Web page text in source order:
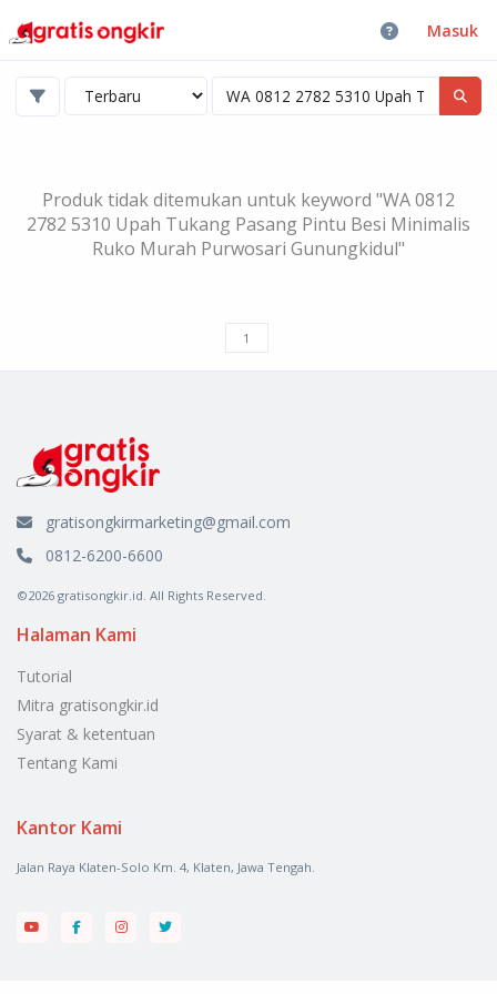
Masuk
Produk tidak ditemukan untuk keyword "WA 0812
2782 5310 Upah Tukang Pasang Pintu Besi Minimalis
Ruko Murah Purwosari Gunungkidul"
gratisongkirmarketing@gmail.com
0812-6200-6600
©2026 gratisongkir.id. All Rights Reserved.
Halaman Kami
Tutorial
Mitra gratisongkir.id
Syarat & ketentuan
Tentang Kami
Kantor Kami
Jalan Raya Klaten-Solo Km. 4, Klaten, Jawa Tengah.